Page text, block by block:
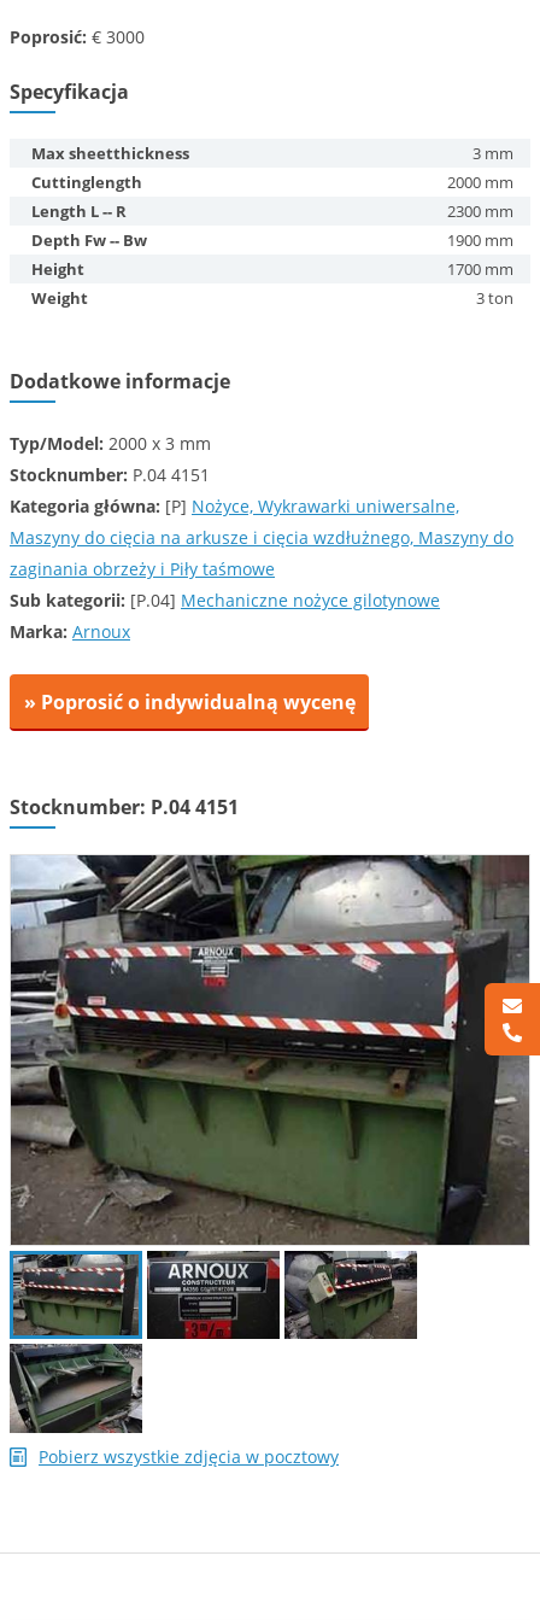
Poprosić: € 3000
Specyfikacja
Max sheetthickness
3 mm
Cuttinglength
2000 mm
Length L -- R
2300 mm
Depth Fw -- Bw
1900 mm
Height
1700 mm
Weight
3 ton
Dodatkowe informacje
Typ/Model: 2000 x 3 mm
Stocknumber: P.04 4151
Kategoria główna: [P] Nożyce, Wykrawarki uniwersalne,
Maszyny do cięcia na arkusze i cięcia wzdłużnego, Maszyny do
zaginania obrzeży i Piły taśmowe
Sub kategorii: [P.04] Mechaniczne nożyce gilotynowe
Marka: Arnoux
» Poprosić o indywidualną wycenę
Stocknumber: P.04 4151
Pobierz wszystkie zdjęcia w pocztowy